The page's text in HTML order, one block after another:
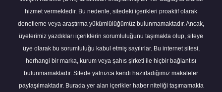
hizmet vermektedir. Bu nedenle, sitedeki içerikleri proaktif olarak
denetleme veya araştırma yükümlülüğümüz bulunmamaktadır. Ancak,
üyelerimiz yazdıkları içeriklerin sorumluluğunu taşımakta olup, siteye
üye olarak bu sorumluluğu kabul etmiş sayılırlar. Bu internet sitesi,
herhangi bir marka, kurum veya şahıs şirketi ile hiçbir bağlantısı
bulunmamaktadır. Sitede yalnızca kendi hazırladığımız makaleler
paylaşılmaktadır. Burada yer alan içerikler haber niteliği taşımamakta